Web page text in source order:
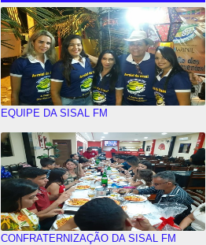
EQUIPE DA SISAL FM
CONFRATERNIZAÇÃO DA SISAL FM